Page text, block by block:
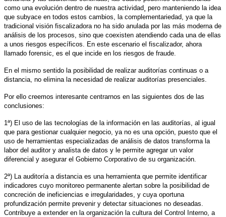
como una evolución dentro de nuestra actividad¸ pero manteniendo la idea
que subyace en todos estos cambios, la complementariedad, ya que la
tradicional visión fiscalizadora no ha sido anulada por las más moderna de
análisis de los procesos, sino que coexisten atendiendo cada una de ellas
a unos riesgos específicos. En este escenario el fiscalizador, ahora
llamado forensic, es el que incide en los riesgos de fraude.
En el mismo sentido la posibilidad de realizar auditorías continuas o a
distancia, no elimina la necesidad de realizar auditorías presenciales.
Por ello creemos interesante centrarnos en las siguientes dos de las
conclusiones:
1ª) El uso de las tecnologías de la información en las auditorías, al igual
que para gestionar cualquier negocio, ya no es una opción, puesto que el
uso de herramientas especializadas de análisis de datos transforma la
labor del auditor y analista de datos y le permite agregar un valor
diferencial y asegurar el Gobierno Corporativo de su organización.
2ª) La auditoría a distancia es una herramienta que permite identificar
indicadores cuyo monitoreo permanente alertan sobre la posibilidad de
concreción de ineficiencias e irregularidades, y cuya oportuna
profundización permite prevenir y detectar situaciones no deseadas.
Contribuye a extender en la organización la cultura del Control Interno, a